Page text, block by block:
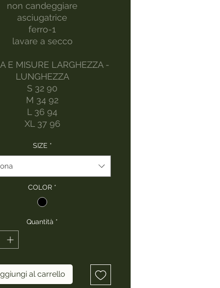
non candeggiare
asciugatrice
ferro-1
lavare a secco
E MISURE LARGHEZZA -
LUNGHEZZA
S 32 90
M 34 92
L 36 94
XL 37 96
SIZE *
COLOR *
Quantità *
al carrello